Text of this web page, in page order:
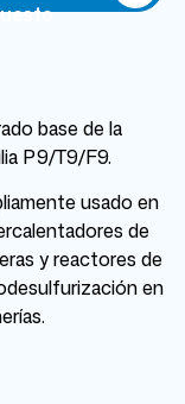
base de la
P9/T9/F9.
usado en
de
y reactores de
en